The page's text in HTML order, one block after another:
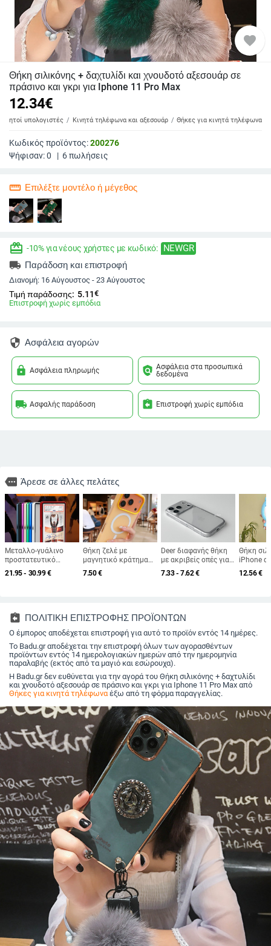
favorite
Θήκη σιλικόνης + δαχτυλίδι και χνουδοτό αξεσουάρ σε
πράσινο και γκρι για Iphone 11 Pro Max
12.34€
υπολογιστές Κινητά τηλέφωνα και αξεσουάρ Θήκες για κινητά τηλέφωνα
Κωδικός προϊόντος:200276
Ψήφισαν:0 | 6πωλήσεις
straighten Επιλέξτε μοντέλο ή μέγεθος
redeem -10% για νέους χρήστες με κωδικό: NEWGR
local_shipping Παράδοση και επιστροφή
Διανομή: 16 Αύγουστος - 23 Αύγουστος
Τιμή παράδοσης: 5.11€
Επιστροφή χωρίς εμπόδια
security Ασφάλεια αγορών
lock Ασφάλεια πληρωμής policy Ασφάλεια στα προσωπικά
δεδομένα
local_shipping Ασφαλής παράδοση assignment_return Επιστροφή χωρίς εμπόδια
more Άρεσε σε άλλες πελάτες
Μεταλλο-γυάλινο
προστατευτικό
κάλυμμα για κάρτες
PSA/BGS με αστέρες
21.95 - 30.99€
Θήκη ζελέ με
μαγνητικό κράτημα
για iPhone 17 Pro
Max, ματ φινίρισμα
7.50€
Deer διαφανής θήκη
με ακριβείς οπές για
iPhone 17 Pro Max
7.33 - 7.62€
Θήκη
iPhone
12.56€
assignment_return ΠΟΛΙΤΙΚΗ ΕΠΙΣΤΡΟΦΗΣ ΠΡΟΪΟΝΤΩΝ
Ο έμπορος αποδέχεται επιστροφή για αυτό το προϊόν εντός 14 ημέρες.
Το Badu.gr αποδέχεται την επιστροφή όλων των αγορασθέντων
προϊόντων εντός 14 ημερολογιακών ημερών από την ημερομηνία
παραλαβής (εκτός από τα μαγιό και εσώρουχα).
Η Badu.gr δεν ευθύνεται για την αγορά του Θήκη σιλικόνης + δαχτυλίδι
και χνουδοτό αξεσουάρ σε πράσινο και γκρι για Iphone 11 Pro Max από
Θήκες για κινητά τηλέφωναέξω από τη φόρμα παραγγελίας.